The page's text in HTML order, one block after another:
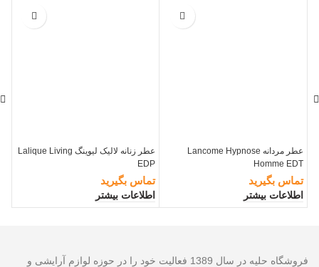
عطر مردانه Lancome Hypnose
Homme EDT
تماس بگیرید
اطلاعات بیشتر
عطر زنانه لالیک لیوینگ Lalique Living
EDP
تماس بگیرید
اطلاعات بیشتر
فروشگاه حلیه در سال 1389 فعالیت خود را در حوزه لوازم آرایشی و